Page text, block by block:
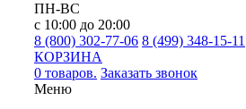
ПН-ВС
с 10:00 до 20:00
8 (800) 302-77-06 8 (499) 348-15-11
КОРЗИНА
0 товаров. Заказать звонок
Меню